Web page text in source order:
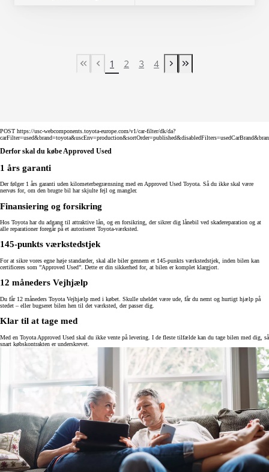
First Page
Tidligere side
1 2 3 4
Næste side
Last Page
POST https://usc-webcomponents.toyota-europe.com/v1/car-filter/dk/da?
Derfor skal du købe Approved Used
1 års garanti
Der følger 1 års garanti uden kilometerbegrænsning med en Approved Used Toyota. Så du ikke skal være
nervøs for, om den brugte bil har skjulte fejl og mangler.
Finansiering og forsikring
Hos Toyota har du adgang til attraktive lån, og en forsikring, der sikrer dig lånebil ved skadereparation og at
alle reparationer foregår på et autoriseret Toyota-værksted.
145-punkts værkstedstjek
For at sikre vores egne høje standarder, skal alle biler gennem et 145-punkts værkstedstjek, inden bilen kan
certificeres som ”Approved Used”. Dette er din sikkerhed for, at bilen er komplet klargjort.
12 måneders Vejhjælp
Du får 12 måneders Toyota Vejhjælp med i købet. Skulle uheldet være ude, får du nemt og hurtigt hjælp på
stedet – eller bugseret bilen hen til det værksted, der passer dig.
Klar til at tage med
Med en Toyota Approved Used skal du ikke vente på levering. I de fleste tilfælde kan du tage bilen med dig, så
snart købskontrakten er underskrevet.